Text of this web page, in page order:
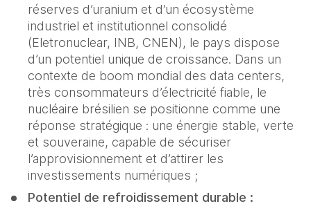
réserves d’uranium et d’un écosystème
industriel et institutionnel consolidé
(Eletronuclear, INB, CNEN), le pays dispose
d’un potentiel unique de croissance. Dans un
contexte de boom mondial des data centers,
très consommateurs d’électricité fiable, le
nucléaire brésilien se positionne comme une
réponse stratégique : une énergie stable, verte
et souveraine, capable de sécuriser
l’approvisionnement et d’attirer les
investissements numériques ;
Potentiel de refroidissement durable :